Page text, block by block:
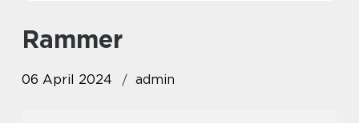
Rammer
06 April 2024 admin